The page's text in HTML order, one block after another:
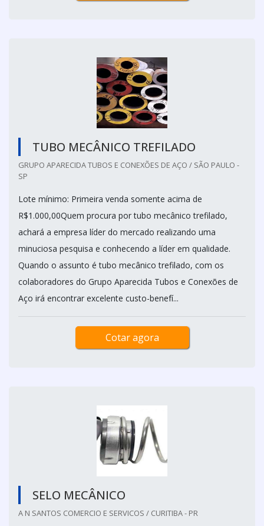
TUBO MECÂNICO TREFILADO
GRUPO APARECIDA TUBOS E CONEXÕES DE AÇO / SÃO PAULO -
SP
Lote mínimo: Primeira venda somente acima de
R$1.000,00Quem procura por tubo mecânico trefilado,
achará a empresa líder do mercado realizando uma
minuciosa pesquisa e conhecendo a líder em qualidade.
Quando o assunto é tubo mecânico trefilado, com os
colaboradores do Grupo Aparecida Tubos e Conexões de
Aço irá encontrar excelente custo-benefí...
Cotar agora
SELO MECÂNICO
A N SANTOS COMERCIO E SERVICOS / CURITIBA - PR